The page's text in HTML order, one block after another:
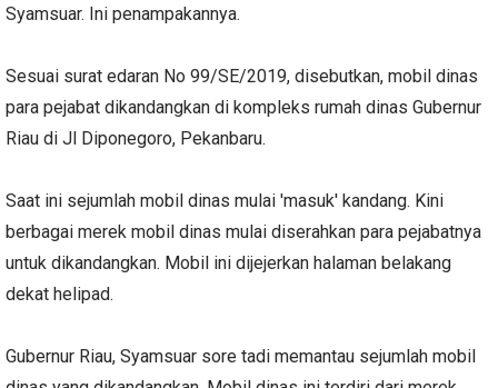
Syamsuar. Ini penampakannya.
Sesuai surat edaran No 99/SE/2019, disebutkan, mobil dinas
para pejabat dikandangkan di kompleks rumah dinas Gubernur
Riau di Jl Diponegoro, Pekanbaru.
Saat ini sejumlah mobil dinas mulai 'masuk' kandang. Kini
berbagai merek mobil dinas mulai diserahkan para pejabatnya
untuk dikandangkan. Mobil ini dijejerkan halaman belakang
dekat helipad.
Gubernur Riau, Syamsuar sore tadi memantau sejumlah mobil